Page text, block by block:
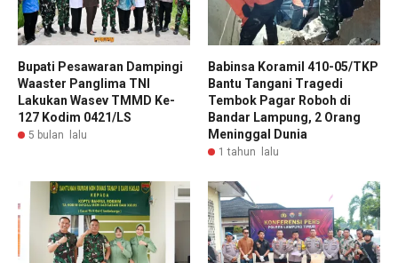
Bupati Pesawaran Dampingi
Waaster Panglima TNI
Lakukan Wasev TMMD Ke-
127 Kodim 0421/LS
5 bulan lalu
Babinsa Koramil 410-05/TKP
Bantu Tangani Tragedi
Tembok Pagar Roboh di
Bandar Lampung, 2 Orang
Meninggal Dunia
1 tahun lalu